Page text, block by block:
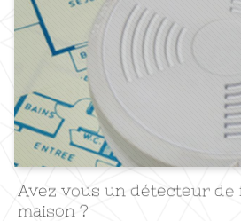
Avez vous un détecteur de
maison ?